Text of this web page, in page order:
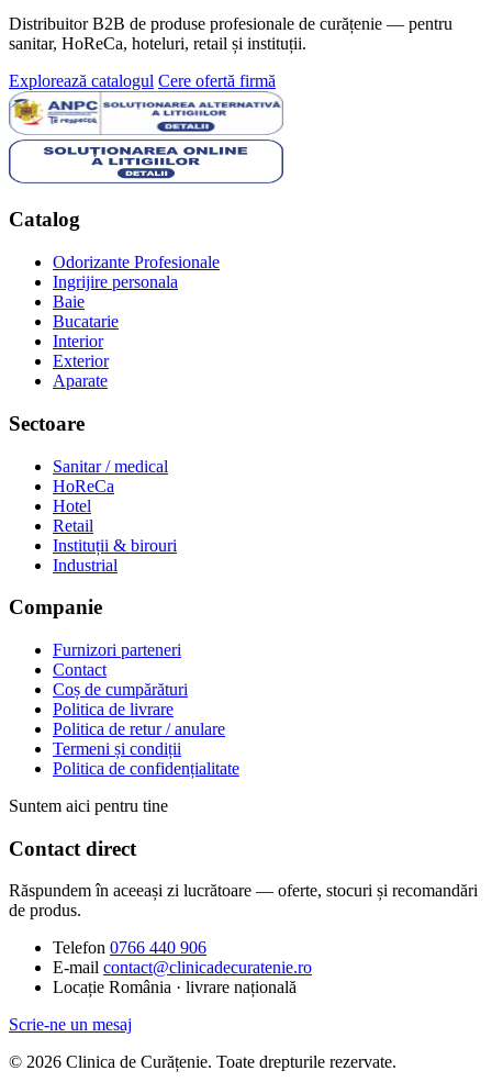
Distribuitor B2B de produse profesionale de curățenie — pentru
sanitar, HoReCa, hoteluri, retail și instituții.
Explorează catalogul Cere ofertă firmă
Catalog
Odorizante Profesionale
Ingrijire personala
Baie
Bucatarie
Interior
Exterior
Aparate
Sectoare
Sanitar / medical
HoReCa
Hotel
Retail
Instituții & birouri
Industrial
Companie
Furnizori parteneri
Contact
Coș de cumpărături
Politica de livrare
Politica de retur / anulare
Termeni și condiții
Politica de confidențialitate
Suntem aici pentru tine
Contact direct
Răspundem în aceeași zi lucrătoare — oferte, stocuri și recomandări
de produs.
Telefon 0766 440 906
E-mail contact@clinicadecuratenie.ro
Locație România · livrare națională
Scrie-ne un mesaj
© 2026 Clinica de Curățenie. Toate drepturile rezervate.